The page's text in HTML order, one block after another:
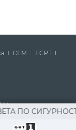
СИГУРНОСТТА:
СЕМ
ECPT
в Метрото